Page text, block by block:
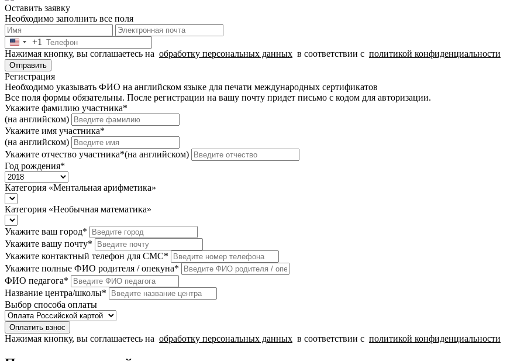
Оставить заявку
Необходимо заполнить все поля
United
States
+1
+1
Нажимая кнопку, вы соглашаетесь на обработку персональных данных в соответствии с политикой конфиденциальности
Отправить
Регистрация
Необходимо указывать ФИО на английском языке для печати международных сертификатов
Все поля формы обязательны. После регистрации на вашу почту придет письмо c кодом для авторизации.
Укажите фамилию участника*
(на английском)
Укажите имя участника*
(на английском)
Укажите отчество участника*(на английском)
Год рождения*
Категория «Ментальная арифметика»
Категория «Необычная математика»
Укажите ваш город*
Укажите вашу почту*
Укажите контактный телефон для СМС*
Укажите полные ФИО родителя / опекуна*
ФИО педагога*
Название центра/школы*
Выбор способа оплаты
Оплатить взнос
Нажимая кнопку, вы соглашаетесь на обработку персональных данных в соответствии с политикой конфиденциальности